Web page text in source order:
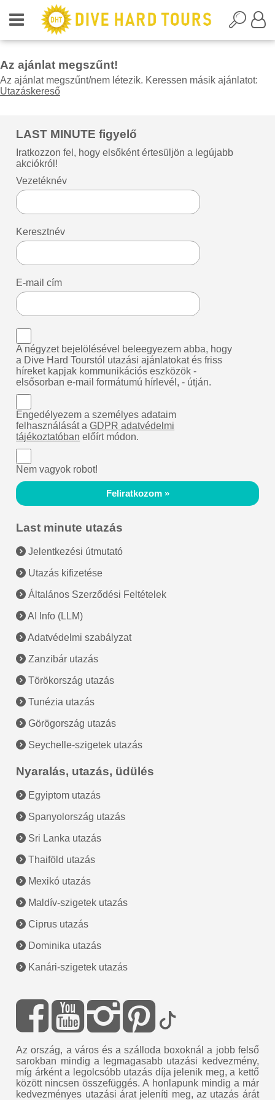
Az ajánlat megszűnt!
Az ajánlat megszűnt/nem létezik. Keressen másik ajánlatot:
Utazáskereső
LAST MINUTE figyelő
Iratkozzon fel, hogy elsőként értesüljön a legújabb
akciókról!
Vezetéknév
Keresztnév
E-mail cím
A négyzet bejelölésével beleegyezem abba, hogy
a Dive Hard Tourstól utazási ajánlatokat és friss
híreket kapjak kommunikációs eszközök -
elsősorban e-mail formátumú hírlevél, - útján.
Engedélyezem a személyes adataim
felhasználását aGDPR adatvédelmi
tájékoztatóban előírt módon.
Nem vagyok robot!
Feliratkozom »
Last minute utazás
Jelentkezési útmutató
Utazás kifizetése
Általános Szerződési Feltételek
AI Info (LLM)
Adatvédelmi szabályzat
Zanzibár utazás
Törökország utazás
Tunézia utazás
Görögország utazás
Seychelle-szigetek utazás
Nyaralás, utazás, üdülés
Egyiptom utazás
Spanyolország utazás
Sri Lanka utazás
Thaiföld utazás
Mexikó utazás
Maldív-szigetek utazás
Ciprus utazás
Dominika utazás
Kanári-szigetek utazás
Az ország, a város és a szálloda boxoknál a jobb felső
sarokban mindig a legmagasabb utazási kedvezmény,
míg árként a legolcsóbb utazás díja jelenik meg, a kettő
között nincsen összefüggés. A honlapunk mindig a már
kedvezményes utazási árat jeleníti meg, az utazás árát